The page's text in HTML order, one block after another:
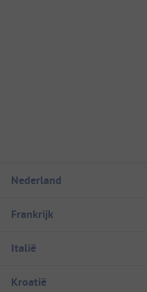
Nederland
Frankrijk
Italië
Kroatië